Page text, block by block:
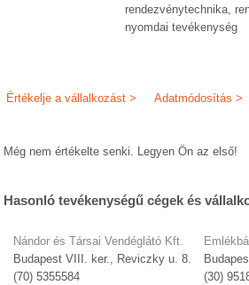
rendezvénytechnika,
nyomdai tevékenység
Adatmódosítás >
Értékelje a vállalkozást >
Még nem értékelte senki. Legyen Ön az első!
Hasonló tevékenységű cégek és
Nándor és Társai Vendéglátó Kft.
Budapest VIII. ker., Reviczky u. 8.
(70) 5355584
(30)